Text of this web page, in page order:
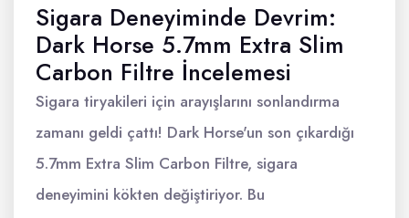
Sigara Deneyiminde Devrim:
Dark Horse 5.7mm Extra Slim
Carbon Filtre İncelemesi
Sigara tiryakileri için arayışlarını sonlandırma
zamanı geldi çattı! Dark Horse'un son çıkardığı
5.7mm Extra Slim Carbon Filtre, sigara
deneyimini kökten değiştiriyor. Bu